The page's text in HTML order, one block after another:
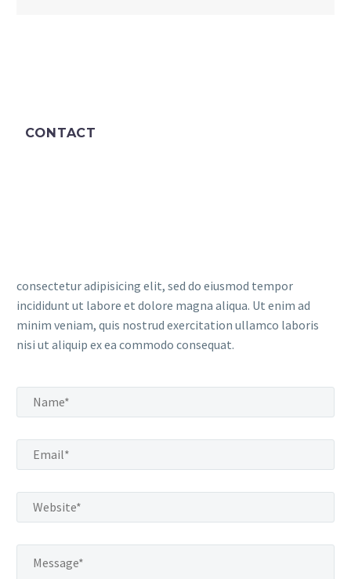
CONTACT
consectetur adipisicing elit, sed do eiusmod tempor
incididunt ut labore et dolore magna aliqua. Ut enim ad
minim veniam, quis nostrud exercitation ullamco laboris
nisi ut aliquip ex ea commodo consequat.